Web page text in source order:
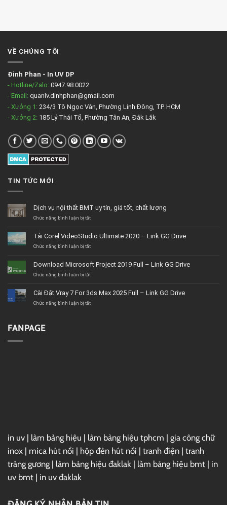
VỀ CHÚNG TÔI
Đinh Phan - In UV DP
- Hotline/Zalo: 0947.98.0022
- Email: quanlv.dinhphan@gmail.com
- Xưởng 1: 234/3 Tô Ngọc Vân, Phường Linh Đông, TP. HCM
- Xưởng 2: 185 Lý Thái Tổ, Phường Tân An, Đắk Lắk
TIN TỨC MỚI
Dịch vụ nội thất BMT uy tín, giá tốt, chất lượng
Chức năng bình luận bị tắtở
nội
thất
tín,
giá
lượng
Tải Corel VideoStudio Ultimate 2020 – Link GG Drive
Chức năng bình luận bị tắtở
VideoStudio
Ultimate
Link
GG
Download Microsoft Project 2019 Full – Link GG Drive
Chức năng bình luận bị tắtở
Project
2019
Cài Đặt Vray 7 For 3ds Max 2025 Full – Link GG Drive
Chức năng bình luận bị tắtở
FANPAGE
in uv | làm bảng hiệu | làm bảng hiệu tphcm | gia công chữ
inox | mica hút nổi | hộp đèn hút nổi | tranh điện | tranh
tráng gương | làm bảng hiệu đaklak | làm bảng hiệu bmt | in
uv bmt | in uv đaklak